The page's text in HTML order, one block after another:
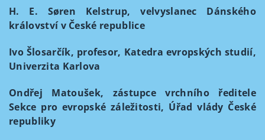
H. E. Søren Kelstrup, velvyslanec Dánského
království v České republice
Ivo Šlosarčík, profesor, Katedra evropských studií,
Univerzita Karlova
Ondřej Matoušek, zástupce vrchního ředitele
Sekce pro evropské záležitosti, Úřad vlády České
republiky